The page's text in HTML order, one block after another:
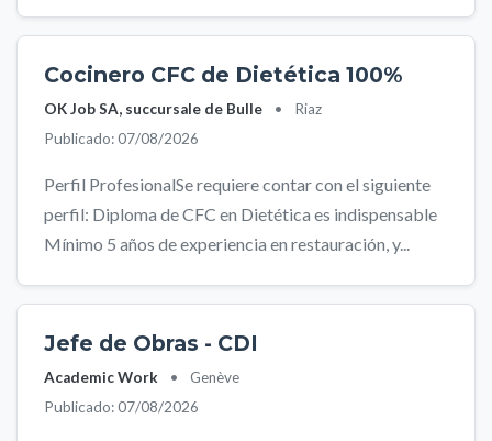
Cocinero CFC de Dietética 100%
OK Job SA, succursale de Bulle •
Riaz
Publicado: 07/08/2026
Perfil ProfesionalSe requiere contar con el siguiente
perfil: Diploma de CFC en Dietética es indispensable
Mínimo 5 años de experiencia en restauración, y...
Jefe de Obras - CDI
Academic Work •
Genève
Publicado: 07/08/2026